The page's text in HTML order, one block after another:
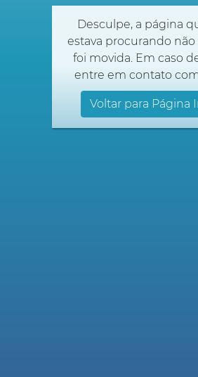
Desculpe, a página
estava procurando não
foi movida. Em caso
entre em contato com
Voltar para Página